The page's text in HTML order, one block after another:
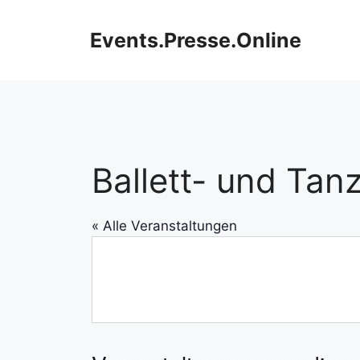
Events.Presse.Online
Ballett- und
« Alle Veranstaltungen